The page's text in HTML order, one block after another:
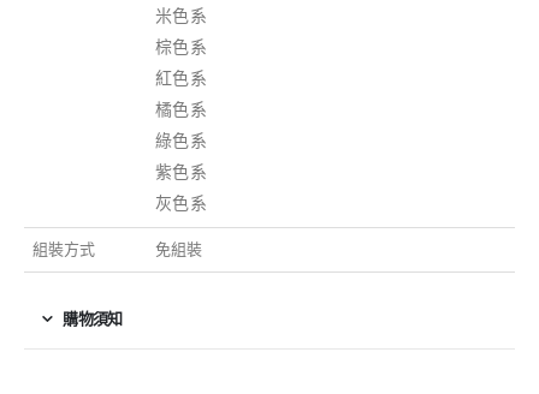
米色系
棕色系
紅色系
橘色系
綠色系
紫色系
灰色系
組裝方式 免組裝
購物須知